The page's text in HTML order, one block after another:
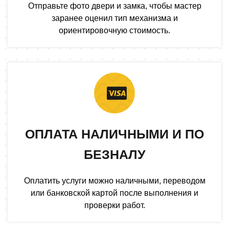
Отправьте фото двери и замка, чтобы мастер
заранее оценил тип механизма и
ориентировочную стоимость.
ОПЛАТА НАЛИЧНЫМИ И ПО
БЕЗНАЛУ
Оплатить услуги можно наличными, переводом
или банковской картой после выполнения и
проверки работ.